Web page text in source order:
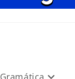
Gramática